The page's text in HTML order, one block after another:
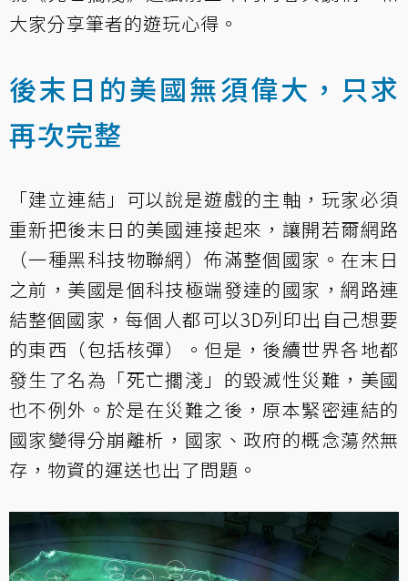
大家分享筆者的遊玩心得。
後末日的美國無須偉大，只求
再次完整
「建立連結」可以說是遊戲的主軸，玩家必須
重新把後末日的美國連接起來，讓開若爾網路
（一種黑科技物聯網）佈滿整個國家。在末日
之前，美國是個科技極端發達的國家，網路連
結整個國家，每個人都可以3D列印出自己想要
的東西（包括核彈）。但是，後續世界各地都
發生了名為「死亡擱淺」的毀滅性災難，美國
也不例外。於是在災難之後，原本緊密連結的
國家變得分崩離析，國家、政府的概念蕩然無
存，物資的運送也出了問題。